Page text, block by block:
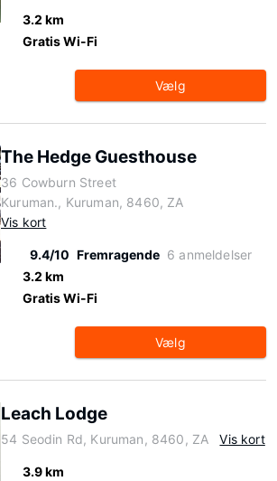
3.2 km
Gratis Wi-Fi
Vælg
The Hedge Guesthouse
36 Cowburn Street
Kuruman., Kuruman, 8460, ZA
Vis kort
9.4/10 Fremragende 6 anmeldelser
3.2 km
Gratis Wi-Fi
Vælg
Leach Lodge
54 Seodin Rd, Kuruman, 8460, ZA Vis kort
3.9 km